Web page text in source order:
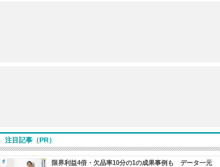
注目記事（PR）
限界利益4倍・欠品率10分の1の成果事例も データ一元